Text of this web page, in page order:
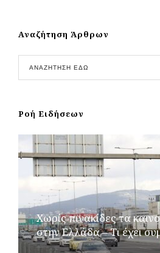
Αναζήτηση Άρθρων
Ροή Ειδήσεων
Χωρίς πινακίδες τα
στην Ελλάδα – Τι έχει